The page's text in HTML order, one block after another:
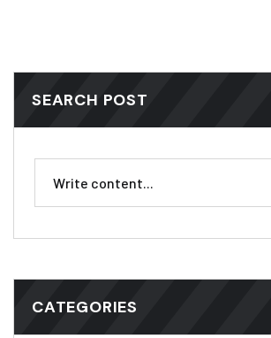
SEARCH POST
CATEGORIES